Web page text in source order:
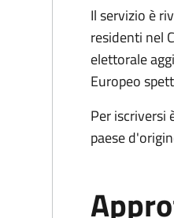
Il servizio è
residenti nel
elettorale
Europeo
Per iscriversi
paese